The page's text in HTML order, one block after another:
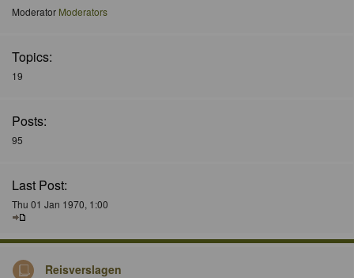
Moderator Moderators
Topics:
19
Posts:
95
Last Post:
Thu 01 Jan 1970, 1:00
Reisverslagen